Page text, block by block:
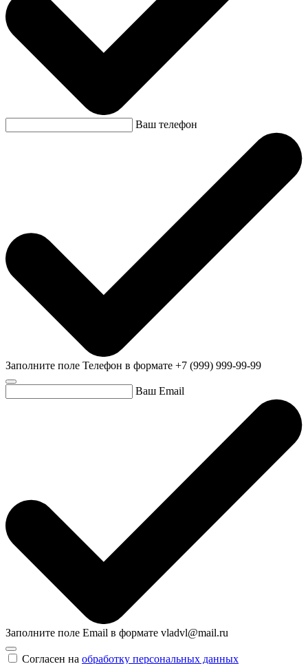
Ваш телефон
Заполните поле Телефон в формате +7 (999) 999-99-99
Ваш Email
Заполните поле Email в формате vladvl@mail.ru
Согласен на обработку персональных данных